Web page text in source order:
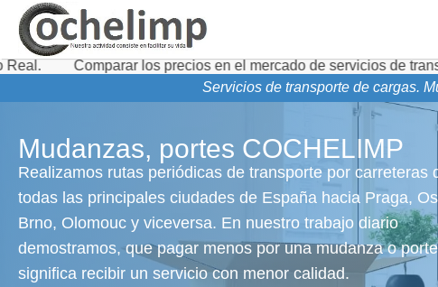
los precios en el mercado de servicios de transporte de
Servicios de transporte de cargas.
Mudanzas, portes COCHELIMP
Realizamos rutas periódicas de transporte por carreteras
todas las principales ciudades de España hacia Praga,
Brno, Olomouc y viceversa. En nuestro trabajo diario
demostramos, que pagar menos por una mudanza o
significa recibir un servicio con menor calidad.